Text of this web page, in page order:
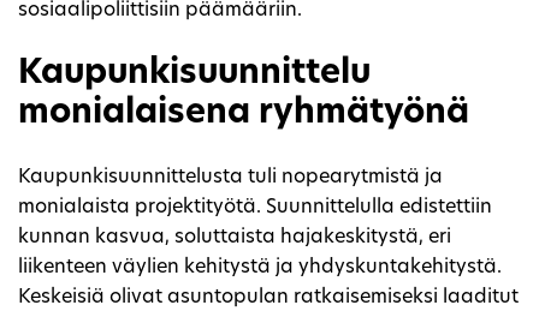
sosiaalipoliittisiin päämääriin.
Kaupunkisuunnittelu
monialaisena ryhmätyönä
Kaupunkisuunnittelusta tuli nopearytmistä ja
monialaista projektityötä. Suunnittelulla edistettiin
kunnan kasvua, soluttaista hajakeskitystä, eri
liikenteen väylien kehitystä ja yhdyskuntakehitystä.
Keskeisiä olivat asuntopulan ratkaisemiseksi laaditut